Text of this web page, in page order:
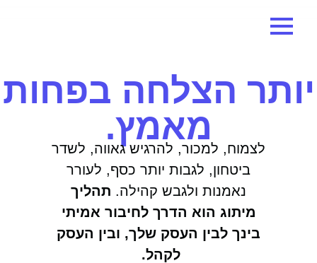
יותר הצלחה בפחות
מאמץ.
לצמוח, למכור, להרגיש גאווה, לשדר
ביטחון, לגבות יותר כסף, לעורר
נאמנות ולגבש קהילה. תהליך
מיתוג הוא הדרך לחיבור אמיתי
בינך לבין העסק שלך, ובין העסק
לקהל.